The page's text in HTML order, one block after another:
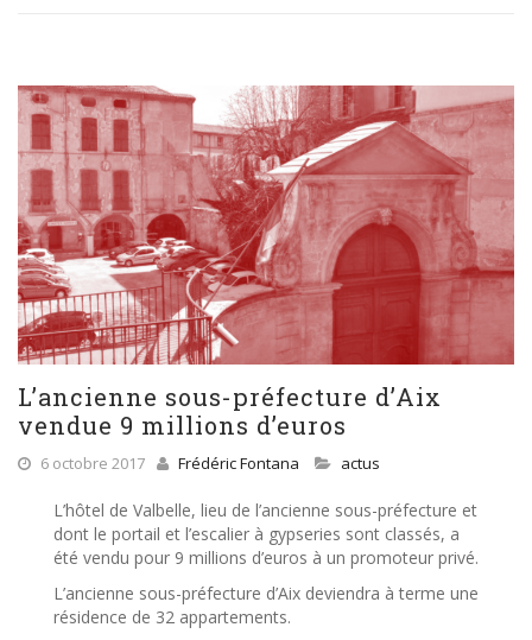
L’ancienne sous-préfecture d’Aix
vendue 9 millions d’euros
6 octobre 2017 Frédéric Fontana actus
L’hôtel de Valbelle, lieu de l’ancienne sous-préfecture et
dont le portail et l’escalier à gypseries sont classés, a
été vendu pour 9 millions d’euros à un promoteur privé.
L’ancienne sous-préfecture d’Aix deviendra à terme une
résidence de 32 appartements.